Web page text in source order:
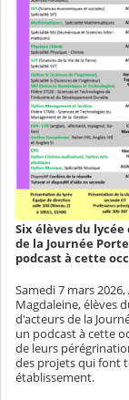
Six élèves du
de la Journée
podcast à cette
Samedi 7 mars
Magdaleine, élèves
d'acteurs de la
un podcast à cette
de leurs
des projets qui font
établissement.